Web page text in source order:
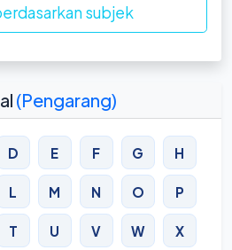
subjek
(Pengarang)
D E F G H
L M N O P
T U V W X